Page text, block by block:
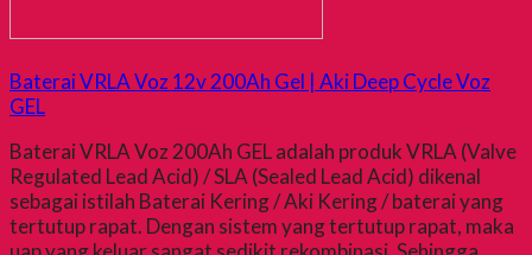
Baterai VRLA Voz 12v 200Ah Gel | Aki Deep Cycle Voz
GEL
Baterai VRLA Voz 200Ah GEL adalah produk VRLA (Valve
Regulated Lead Acid) / SLA (Sealed Lead Acid) dikenal
sebagai istilah Baterai Kering / Aki Kering / baterai yang
tertutup rapat. Dengan sistem yang tertutup rapat, maka